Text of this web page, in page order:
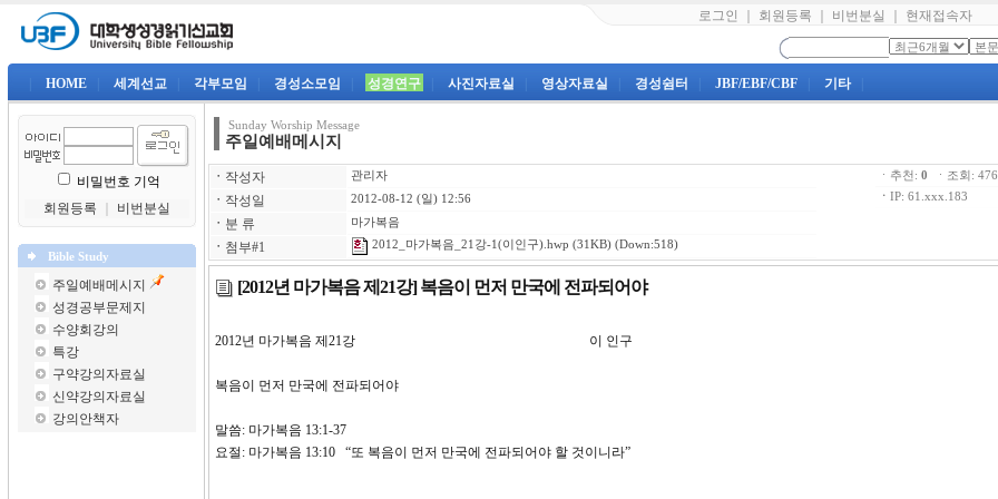
로그인 회원등록 비번분실 현재접속자
HOME 세계선교 각부모임 경성소모임 성경연구 사진자료실 영상자료실 경성쉼터 JBF/EBF/CBF 기타
비밀번호 기억
회원등록
비번분실
Bible Study
주일예배메시지
성경공부문제지
수양회강의
특강
구약강의자료실
신약강의자료실
강의안책자
Sunday Worship Message
주일예배메시지
ㆍ 작성자 관리자
ㆍ 작성일 2012-08-12 (일) 12:56
ㆍ 분 류 마가복음
ㆍ 첨부#1 2012_마가복음_21강-1(이인구).hwp (31KB) (Down:518)
ㆍ추천: 0 ㆍ조회:
ㆍ IP: 61.xxx.183
[2012년 마가복음 제21강] 복음이 먼저 만국에 전파되어야
2012년 마가복음 제21강 이 인구
복음이 먼저 만국에 전파되어야
말씀: 마가복음 13:1-37
요절: 마가복음 13:10 “또 복음이 먼저 만국에 전파되어야 할 것이니라”